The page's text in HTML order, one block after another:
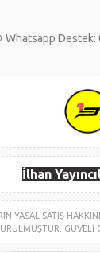
Whatsapp Destek:
İlhan
YASAL SATIŞ
GÜVELİ